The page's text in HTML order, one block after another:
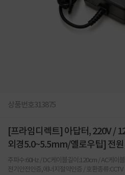
상품번호313875
[프라임디렉트] 아답터, 220V /
외경5.0~5.5mm/옐로우팁] 전
주파수:60Hz / DC케이블길이:120cm / AC케이
전기안전인증,에너지절약인증 / 호환종류:CCTV